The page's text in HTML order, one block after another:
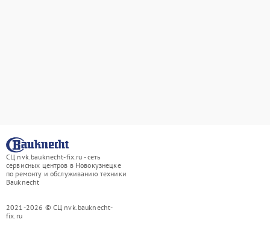
СЦ nvk.bauknecht-fix.ru - сеть
сервисных центров в Новокузнецке
по ремонту и обслуживанию техники
Bauknecht
2021-2026 © СЦ nvk.bauknecht-
fix.ru